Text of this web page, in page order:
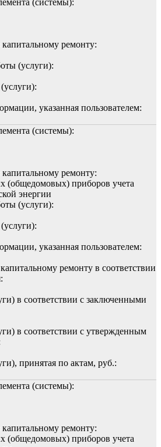
ремонту:
(услуги):
указанная пользователем:
(системы):
ремонту:
(общедомовых) приборов учета
энергии
(услуги):
указанная пользователем:
ремонту в соответствии
в соответствии с заключенными
в соответствии с утвержденным
принятая по актам, руб.:
(системы):
ремонту:
(общедомовых) приборов учета